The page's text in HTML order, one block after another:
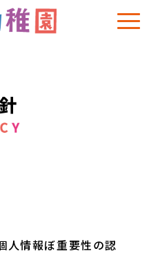
人情報ぼ重要性の認